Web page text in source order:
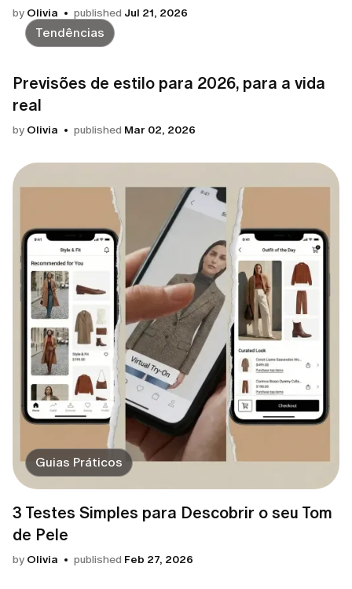
by Olivia published Jul 21, 2026
Tendências
Previsões de estilo para 2026, para a vida
real
by Olivia published Mar 02, 2026
Guias Práticos
3 Testes Simples para Descobrir o seu Tom
de Pele
by Olivia published Feb 27, 2026